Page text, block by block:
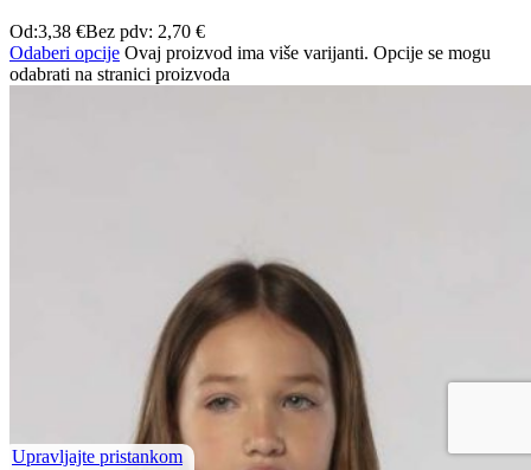
Od:3,38 €Bez pdv: 2,70 €
Odaberi opcije Ovaj proizvod ima više varijanti. Opcije se mogu
odabrati na stranici proizvoda
Upravljajte pristankom